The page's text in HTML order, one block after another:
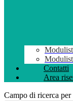
Contatti
Area
Campo di ricerca